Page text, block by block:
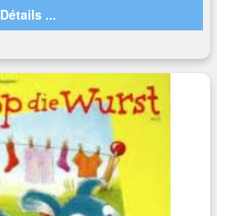
Détails ...